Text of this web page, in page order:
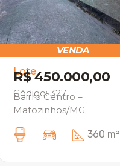
VENDA
Lote
R$ 450.000,00
Código: 327
Bairro Centro –
Matozinhos/MG.
360 m²